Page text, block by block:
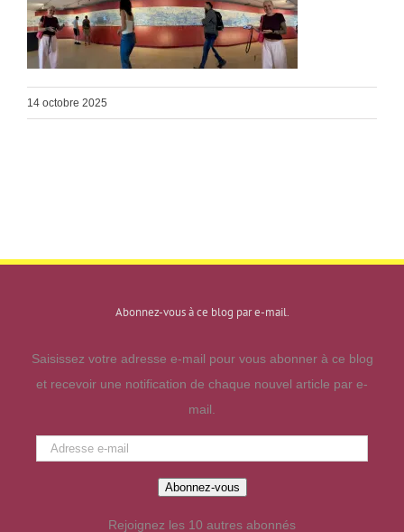
14 octobre 2025
Abonnez-vous à ce blog par e-mail.
Saisissez votre adresse e-mail pour vous abonner à ce blog
et recevoir une notification de chaque nouvel article par e-
mail.
Adresse
Abonnez-vous
Rejoignez les 10 autres abonnés